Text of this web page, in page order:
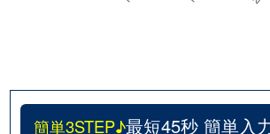
簡単3STEP♪最短45秒 簡単入